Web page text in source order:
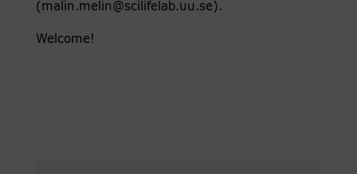
(malin.melin@scilifelab.uu.se).
Welcome!